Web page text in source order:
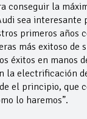
conseguir la
sea interesante
primeros años
más exitoso
éxitos en manos
la electrificación
el principio,
lo haremos”.